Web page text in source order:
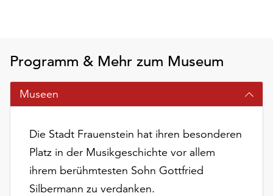
steht
am
Ende
Seite
Schaltfläche
„Cookie-
Einstellungen“
Programm & Mehr zum Museum
Museen
Die Stadt Frauenstein hat ihren besonderen
Platz in der Musikgeschichte vor allem
ihrem berühmtesten Sohn Gottfried
Silbermann zu verdanken.